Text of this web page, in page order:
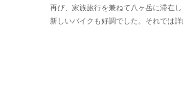
再び、家族旅行を兼ねて八ヶ岳に滞在
新しいバイクも好調でした。それでは詳